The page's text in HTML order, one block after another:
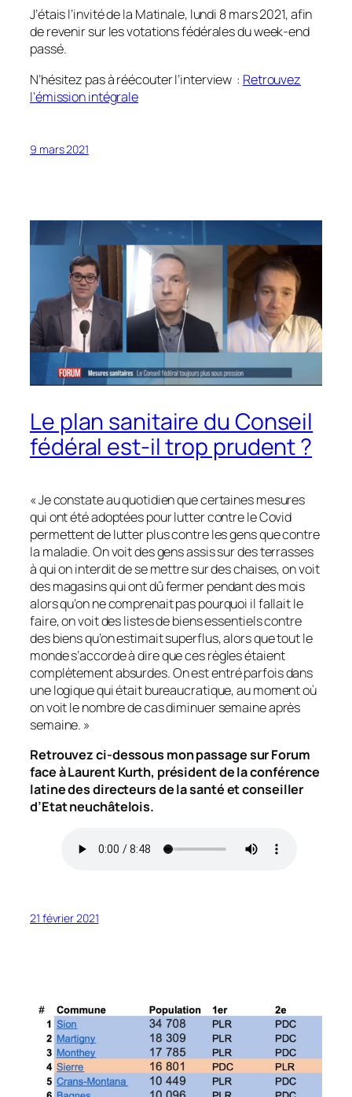
J’étais l’invité de la Matinale, lundi 8 mars 2021, afin
de revenir sur les votations fédérales du week-end
passé.
N’hésitez pas à réécouter l’interview : Retrouvez
l’émission intégrale
9 mars 2021
Le plan sanitaire du Conseil
fédéral est-il trop prudent ?
« Je constate au quotidien que certaines mesures
qui ont été adoptées pour lutter contre le Covid
permettent de lutter plus contre les gens que contre
la maladie. On voit des gens assis sur des terrasses
à qui on interdit de se mettre sur des chaises, on voit
des magasins qui ont dû fermer pendant des mois
alors qu’on ne comprenait pas pourquoi il fallait le
faire, on voit des listes de biens essentiels contre
des biens qu’on estimait superflus, alors que tout le
monde s’accorde à dire que ces règles étaient
complètement absurdes. On est entré parfois dans
une logique qui était bureaucratique, au moment où
on voit le nombre de cas diminuer semaine après
semaine. »
Retrouvez ci-dessous mon passage sur Forum
face à Laurent Kurth, président de la conférence
latine des directeurs de la santé et conseiller
d’Etat neuchâtelois.
21 février 2021